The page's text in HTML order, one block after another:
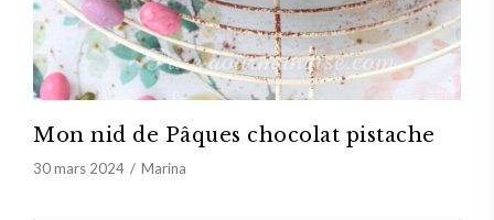
Mon nid de Pâques chocolat pistache
30 mars 2024 Marina